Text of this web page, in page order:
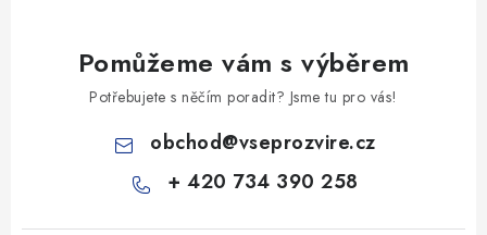
Pomůžeme vám s výběrem
Potřebujete s něčím poradit? Jsme tu pro vás!
obchod@vseprozvire.cz
+ 420 734 390 258